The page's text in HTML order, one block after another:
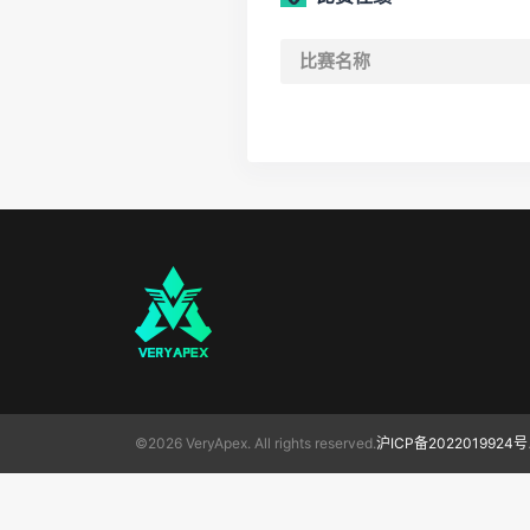
比赛名称
©2026 VeryApex. All rights reserved.沪ICP备2022019924号.